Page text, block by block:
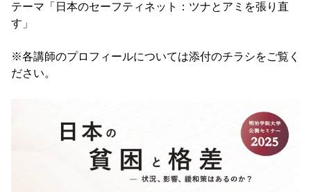
テーマ「日本のセーフティネット：ツナとアミを張り直
す」
※各講師のプロフィールについては添付のチラシをご覧く
ださい。